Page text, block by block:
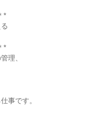
*
*
理、
事です。